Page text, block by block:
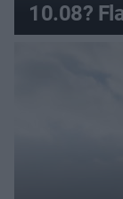
10.08?